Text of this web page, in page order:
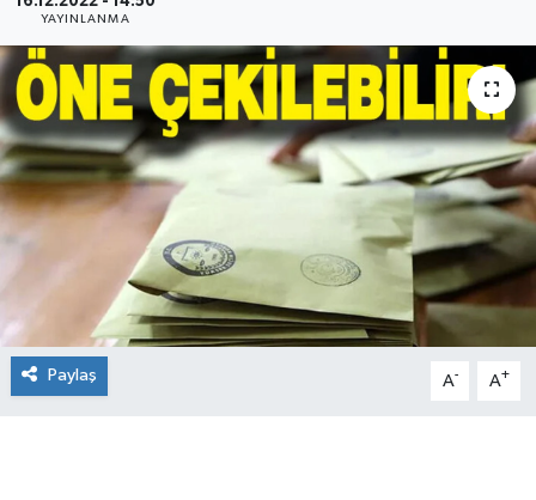
YAYINLANMA
Paylaş A- A+
Magazin
Haber Arşivi